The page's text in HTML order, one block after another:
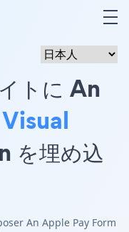
トに An
Visual
を埋め込
An Apple Pay Form